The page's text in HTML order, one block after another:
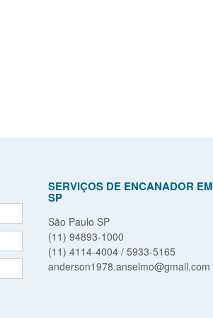
SERVIÇOS DE ENCANADOR EM
SP
São Paulo SP
(11) 94893-1000
(11) 4114-4004 / 5933-5165
anderson1978.anselmo@gmail.com